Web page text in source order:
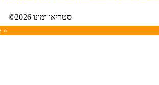
©2026 סטריאו ומונו
»